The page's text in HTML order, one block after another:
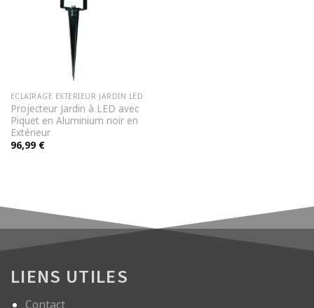
ECLAIRAGE EXTERIEUR JARDIN LED
Projecteur Jardin à LED avec
Piquet en Aluminium noir en
Extérieur
96,99 €
LIENS UTILES
Contact